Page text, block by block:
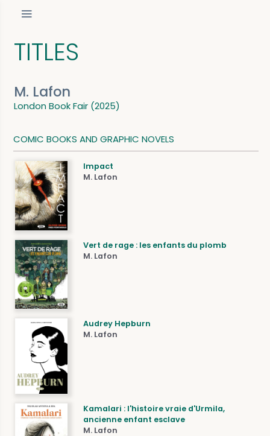
TITLES
M. Lafon
London Book Fair (2025)
COMIC BOOKS AND GRAPHIC NOVELS
Impact
M. Lafon
Vert de rage : les enfants du plomb
M. Lafon
Audrey Hepburn
M. Lafon
Kamalari : l'histoire vraie d'Urmila,
ancienne enfant esclave
M. Lafon